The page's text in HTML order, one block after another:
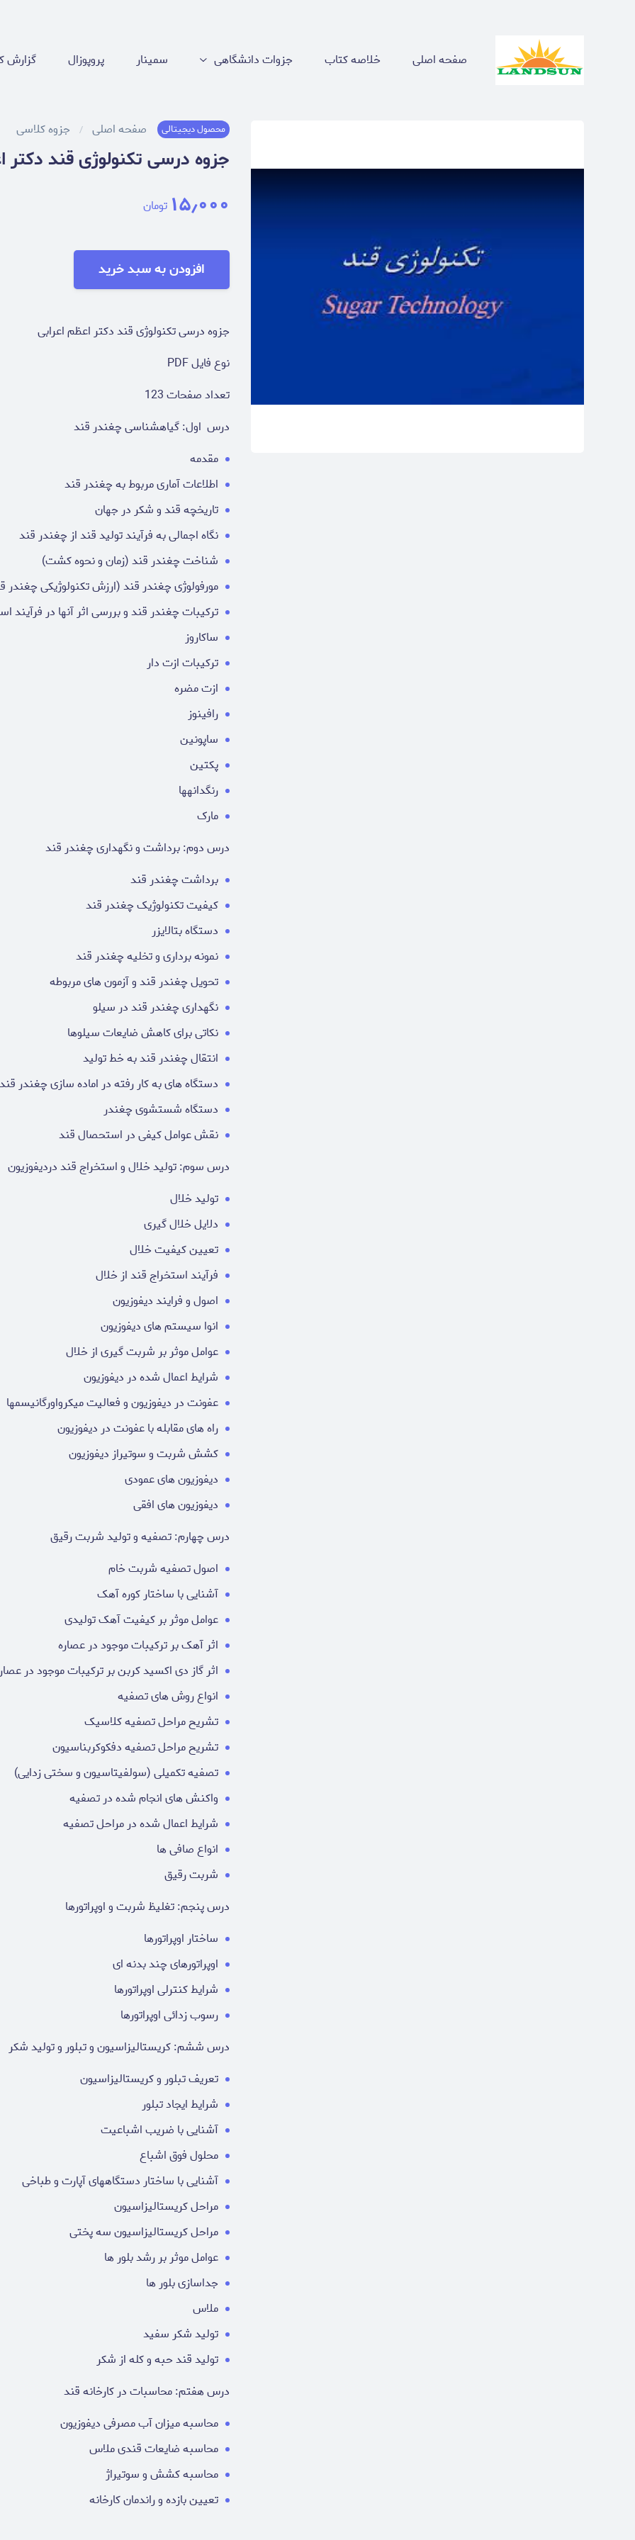
صفحه اصلی خلاصه کتاب جزوات دانشگاهی سمینار پروپوزال گزارش
محصول دیجیتالی صفحه اصلی جزوه کلاسی
جزوه درسی تکنولوژی قند دکتر
۱۵٫۰۰۰ تومان
افزودن به سبد خرید
جزوه درسی تکنولوژی قند دکتر اعظم اعرابی
نوع فایل PDF
تعداد صفحات 123
درس اول: گیاهشناسی چغندر قند
مقدمه
اطلاعات آماری مربوط به چغندر قند
تاریخچه قند و شکر در جهان
نگاه اجمالی به فرآیند تولید قند از چغندر قند
شناخت چغندر قند (زمان و نحوه کشت)
مورفولوژی چغندر قند (ارزش تکنولوژیکی چغندر
ترکیبات چغندر قند و بررسی اثر آنها در فرآیند
ساکاروز
ترکیبات ازت دار
ازت مضره
رافینوز
ساپونین
پکتین
رنگدانهها
مارک
درس دوم: برداشت و نگهداری چغندر قند
برداشت چغندر قند
کیفیت تکنولوژیک چغندر قند
دستگاه بتالایزر
نمونه برداری و تخلیه چغندر قند
تحویل چغندر قند و آزمون های مربوطه
نگهداری چغندر قند در سیلو
نکاتی برای کاهش ضایعات سیلوها
انتقال چغندر قند به خط تولید
دستگاه های به کار رفته در اماده سازی چغندر
دستگاه شستشوی چغندر
نقش عوامل کیفی در استحصال قند
درس سوم: تولید خلال و استخراج قند دردیفوزیون
تولید خلال
دلایل خلال گیری
تعیین کیفیت خلال
فرآیند استخراج قند از خلال
اصول و فرایند دیفوزیون
انوا سیستم های دیفوزیون
عوامل موثر بر شربت گیری از خلال
شرایط اعمال شده در دیفوزیون
عفونت در دیفوزیون و فعالیت میکرواورگانیسمها
راه های مقابله با عفونت در دیفوزیون
کشش شربت و سوتیراز دیفوزیون
دیفوزیون های عمودی
دیفوزیون های افقی
درس چهارم: تصفیه و تولید شربت رقیق
اصول تصفیه شربت خام
آشنایی با ساختار کوره آهک
عوامل موثر بر کیفیت آهک تولیدی
اثر آهک بر ترکیبات موجود در عصاره
اثر گاز دی اکسید کربن بر ترکیبات موجود در
انواع روش های تصفیه
تشریح مراحل تصفیه کلاسیک
تشریح مراحل تصفیه دفکوکربناسیون
تصفیه تکمیلی (سولفیتاسیون و سختی زدایی)
واکنش های انجام شده در تصفیه
شرایط اعمال شده در مراحل تصفیه
انواع صافی ها
شربت رقیق
درس پنجم: تغلیظ شربت و اوپراتورها
ساختار اوپراتورها
اوپراتورهای چند بدنه ای
شرایط کنترلی اوپراتورها
رسوب زدائی اوپراتورها
درس ششم: کریستالیزاسیون و تبلور و تولید شکر
تعریف تبلور و کریستالیزاسیون
شرایط ایجاد تبلور
آشنایی با ضریب اشباعیت
محلول فوق اشباع
آشنایی با ساختار دستگاههای آپارت و طباخی
مراحل کریستالیزاسیون
مراحل کریستالیزاسیون سه پختی
عوامل موثر بر رشد بلور ها
جداسازی بلور ها
ملاس
تولید شکر سفید
تولید قند حبه و کله از شکر
درس هفتم: محاسبات در کارخانه قند
محاسبه میزان آب مصرفی دیفوزیون
محاسبه ضایعات قندی ملاس
محاسبه کشش و سوتیراژ
تعیین بازده و راندمان کارخانه